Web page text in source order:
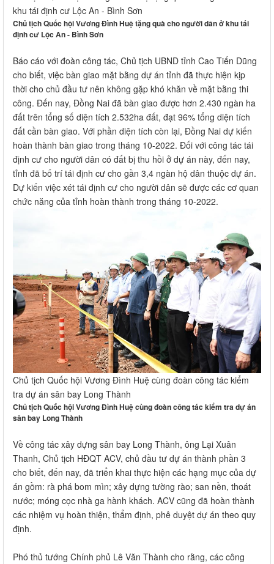
khu tái định cư Lộc An - Bình Sơn
Chủ tịch Quốc hội Vương Đình Huệ tặng quà cho người dân ở khu tái
định cư Lộc An - Bình Sơn
Báo cáo với đoàn công tác, Chủ tịch UBND tỉnh Cao Tiến Dũng
cho biết, việc bàn giao mặt bằng dự án tỉnh đã thực hiện kịp
thời cho chủ đầu tư nên không gặp khó khăn về mặt bằng thi
công. Đến nay, Đồng Nai đã bàn giao được hơn 2.430 ngàn ha
đất trên tổng số diện tích 2.532ha đất, đạt 96% tổng diện tích
đất cần bàn giao. Với phần diện tích còn lại, Đồng Nai dự kiến
hoàn thành bàn giao trong tháng 10-2022. Đối với công tác tái
định cư cho người dân có đất bị thu hồi ở dự án này, đến nay,
tỉnh đã bố trí tái định cư cho gần 3,4 ngàn hộ dân thuộc dự án.
Dự kiến việc xét tái định cư cho người dân sẽ được các cơ quan
chức năng của tỉnh hoàn thành trong tháng 10-2022.
Chủ tịch Quốc hội Vương Đình Huệ cùng đoàn công tác kiểm
tra dự án sân bay Long Thành
Chủ tịch Quốc hội Vương Đình Huệ cùng đoàn công tác kiểm tra dự án
sân bay Long Thành
Về công tác xây dựng sân bay Long Thành, ông Lại Xuân
Thanh, Chủ tịch HĐQT ACV, chủ đầu tư dự án thành phần 3
cho biết, đến nay, đã triển khai thực hiện các hạng mục của dự
án gồm: rà phá bom mìn; xây dựng tường rào; san nền, thoát
nước; móng cọc nhà ga hành khách. ACV cũng đã hoàn thành
các nhiệm vụ hoàn thiện, thẩm định, phê duyệt dự án theo quy
định.
​Phó thủ tướng Chính phủ Lê Văn Thành cho rằng, các công